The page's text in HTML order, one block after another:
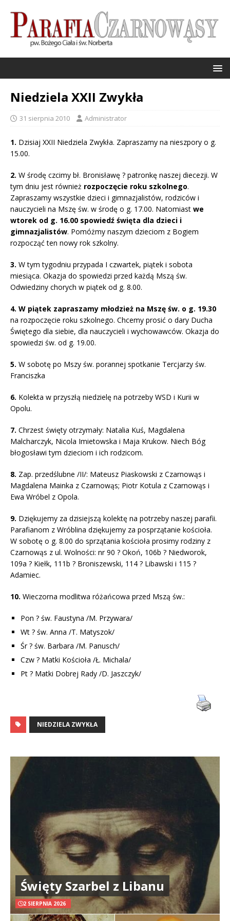
Niedziela XXII Zwykła
31 sierpnia 2010 Administrator
1. Dzisiaj XXII Niedziela Zwykła. Zapraszamy na nieszpory o g.
15.00.
2. W środę czcimy bł. Bronisławę ? patronkę naszej diecezji. W
tym dniu jest również rozpoczęcie roku szkolnego.
Zapraszamy wszystkie dzieci i gimnazjalistów, rodziców i
nauczycieli na Mszę św. w środę o g. 17.00. Natomiast we
wtorek od g. 16.00 spowiedź święta dla dzieci i
gimnazjalistów. Pomóżmy naszym dzieciom z Bogiem
rozpocząć ten nowy rok szkolny.
3. W tym tygodniu przypada I czwartek, piątek i sobota
miesiąca. Okazja do spowiedzi przed każdą Mszą św.
Odwiedziny chorych w piątek od g. 8.00.
4. W piątek zapraszamy młodzież na Mszę św. o g. 19.30
na rozpoczęcie roku szkolnego. Chcemy prosić o dary Ducha
Świętego dla siebie, dla nauczycieli i wychowawców. Okazja do
spowiedzi św. od g. 19.00.
5. W sobotę po Mszy św. porannej spotkanie Tercjarzy św.
Franciszka
6. Kolekta w przyszłą niedzielę na potrzeby WSD i Kurii w
Opolu.
7. Chrzest święty otrzymały: Natalia Kuś, Magdalena
Malcharczyk, Nicola Imietowska i Maja Krukow. Niech Bóg
błogosławi tym dzieciom i ich rodzicom.
8. Zap. przedślubne /II/: Mateusz Piaskowski z Czarnowąs i
Magdalena Mainka z Czarnowąs; Piotr Kotula z Czarnowąs i
Ewa Wróbel z Opola.
9. Dziękujemy za dzisiejszą kolektę na potrzeby naszej parafii.
Parafianom z Wróblina dziękujemy za posprzątanie kościoła.
W sobotę o g. 8.00 do sprzątania kościoła prosimy rodziny z
Czarnowąs z ul. Wolności: nr 90 ? Okoń, 106b ? Niedworok,
109a ? Kiełk, 111b ? Broniszewski, 114 ? Libawski i 115 ?
Adamiec.
10. Wieczorna modlitwa różańcowa przed Mszą św.:
Pon ? św. Faustyna /M. Przywara/
Wt ? św. Anna /T. Matyszok/
Śr ? św. Barbara /M. Panusch/
Czw ? Matki Kościoła /Ł. Michala/
Pt ? Matki Dobrej Rady /D. Jaszczyk/
NIEDZIELA ZWYKŁA
Święty Szarbel z Libanu
2 SIERPNIA 2026